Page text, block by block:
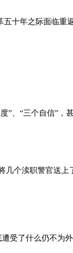
十年之际面临重
、“三个自信”，
个渎职警官送
受了什么仍不为